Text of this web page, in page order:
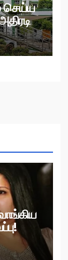
செய்ய